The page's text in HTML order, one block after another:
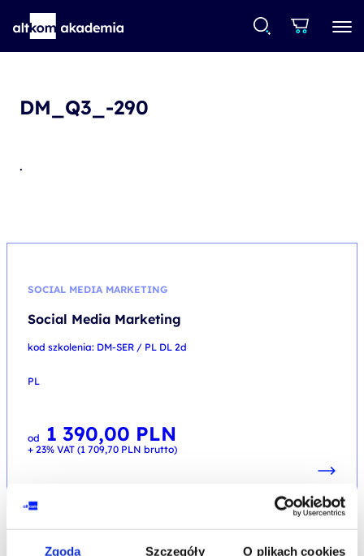
Zgoda Szczegóły O plikach cookies
DM_Q3_-290
.
SOCIAL MEDIA MARKETING
Social Media Marketing
kod szkolenia: DM-SER / PL DL 2d
PL
od 1 390,00 PLN
+ 23% VAT (1 709,70 PLN brutto)